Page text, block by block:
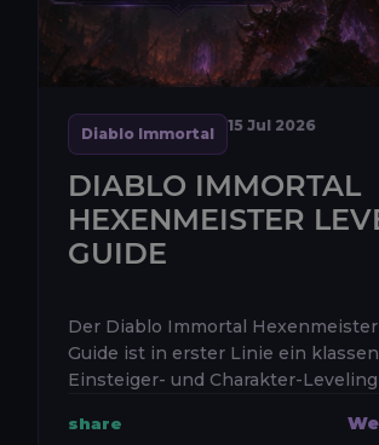
Diablo Immortal 15 Jul 2026
DIABLO IMMORTAL
HEXENMEISTER
GUIDE
Der Diablo Immortal
Guide ist in erster Linie ein
Einsteiger- und Charakter-
erreichen, beim Freisch...
share